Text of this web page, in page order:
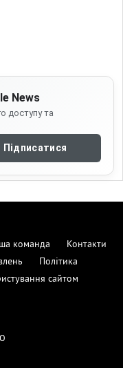
News
доступу та
Підписатися
команда
Контакти
Політика
сайтом